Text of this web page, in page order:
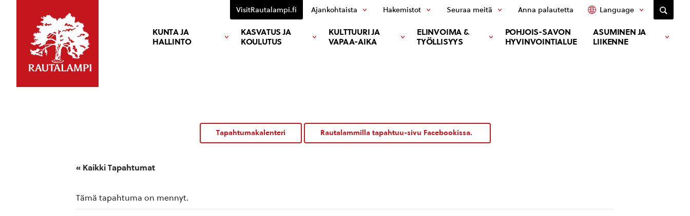
KUNTA JA
HALLINTO
KASVATUS JA
KOULUTUS
KULTTUURI JA
VAPAA-AIKA
ELINVOIMA &
TYÖLLISYYS
POHJOIS-SAVON
HYVINVOINTIALUE
ASUMINEN JA
LIIKENNE
VisitRautalampi.fi Ajankohtaista Hakemistot Seuraa meitä Anna palautetta Language
Tapahtumakalenteri Rautalammilla tapahtuu-sivu Facebookissa.
« Kaikki Tapahtumat
Tämä tapahtuma on mennyt.